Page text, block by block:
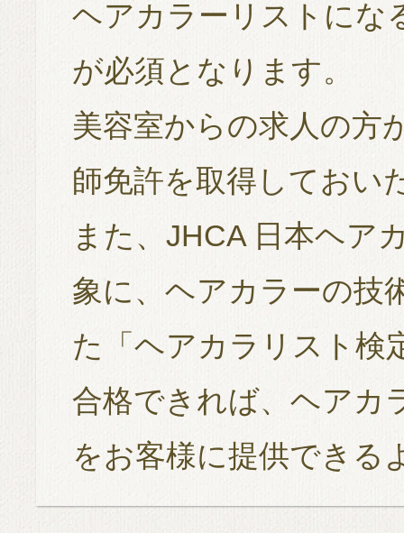
ヘアカラーリストにな
が必須となります。
美容室からの求人の方
師免許を取得しておい
また、JHCA 日本ヘア
象に、ヘアカラーの技
た「ヘアカラリスト検
合格できれば、ヘアカ
をお客様に提供できる